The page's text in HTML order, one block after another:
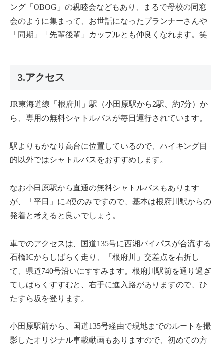
ング「OBOG」の親睦会などもあり、まるで母校の同窓
会のように集まって、お世話になったプランナーさんや
「同期」「先輩後輩」カップルとも仲良くなれます。笑
3.アクセス
JR東海道線「根府川」駅（小田原駅から2駅、約7分）か
ら、専用の無料シャトルバスが毎日運行されています。
駅よりもかなり高台に位置しているので、ハイキング目
的以外ではシャトルバスをおすすめします。
なお小田原駅から直通の無料シャトルバスもあります
が、「平日」に2便のみですので、基本は根府川駅からの
発着と考えると良いでしょう。
車でのアクセスは、国道135号に西湘バイパスが合流する
石橋ICからしばらく走り、「根府川」交差点を右折し
て、県道740号沿いにすすみます。根府川駅前を通り過ぎ
てしばらくすすむと、右手に進入路がありますので、ひ
たすら坂を登ります。
小田原駅前から、国道135号経由で現地までのルートを撮
影したオリジナル車載動画もありますので、初めての方